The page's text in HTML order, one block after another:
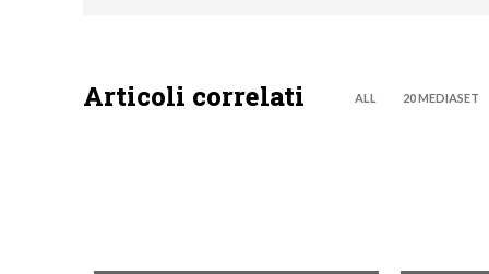
Articoli correlati ALL 20 MEDIASET